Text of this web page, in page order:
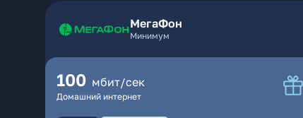
МегаФон
Минимум
100 мбит/сек
Домашний интернет